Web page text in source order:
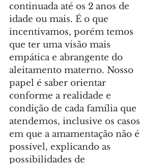
continuada até os 2 anos de
idade ou mais. É o que
incentivamos, porém temos
que ter uma visão mais
empática e abrangente do
aleitamento materno. Nosso
papel é saber orientar
conforme a realidade e
condição de cada família que
atendemos, inclusive os casos
em que a amamentação não é
possível, explicando as
possibilidades de